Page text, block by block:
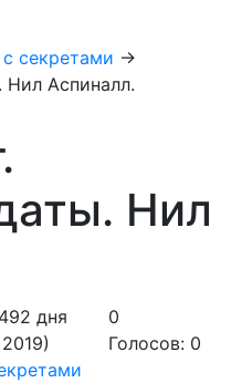
секретами →
Нил Аспиналл.
Нил
дня
0
Голосов: 0